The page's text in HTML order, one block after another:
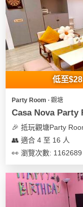
低至
Party Room ∙ 觀塘
Casa Nova Party
🎉 抵玩觀塘Party
👥 適合 4 至 16 人
👀 瀏覽次數: 1162689